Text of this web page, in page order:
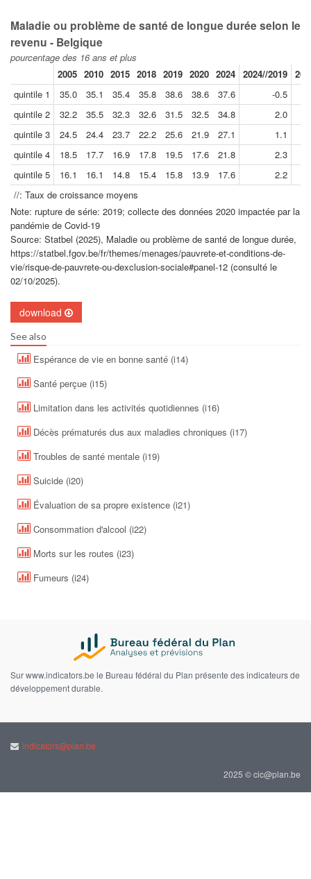
Maladie ou problème de santé de longue durée selon le
revenu - Belgique
pourcentage des 16 ans et plus
2005 2010 2015 2018 2019 2020 2024 2024//2019
quintile 1
35.0 35.1 35.4 35.8 38.6 38.6 37.6
-0.5
quintile 2
32.2 35.5 32.3 32.6 31.5 32.5 34.8
2.0
quintile 3
24.5 24.4 23.7 22.2 25.6 21.9 27.1
1.1
quintile 4
18.5 17.7 16.9 17.8 19.5 17.6 21.8
2.3
quintile 5
16.1 16.1 14.8 15.4 15.8 13.9 17.6
2.2
//: Taux de croissance moyens
Note: rupture de série: 2019; collecte des données 2020 impactée par la
pandémie de Covid-19
Source: Statbel (2025), Maladie ou problème de santé de longue durée,
https://statbel.fgov.be/fr/themes/menages/pauvrete-et-conditions-de-
vie/risque-de-pauvrete-ou-dexclusion-sociale#panel-12 (consulté le
02/10/2025).
download
See also
Espérance de vie en bonne santé (i14)
Santé perçue (i15)
Limitation dans les activités quotidiennes (i16)
Décès prématurés dus aux maladies chroniques (i17)
Troubles de santé mentale (i19)
Suicide (i20)
Évaluation de sa propre existence (i21)
Consommation d'alcool (i22)
Morts sur les routes (i23)
Fumeurs (i24)
Sur www.indicators.be le Bureau fédéral du Plan présente des indicateurs de
développement durable.
indicators@plan.be
2025 © cic@plan.be